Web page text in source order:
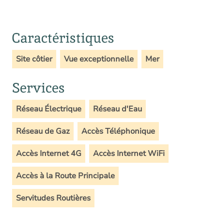
Caractéristiques
Site côtier Vue exceptionnelle Mer
Services
Réseau Électrique Réseau d'Eau
Réseau de Gaz Accès Téléphonique
Accès Internet 4G Accès Internet WiFi
Accès à la Route Principale
Servitudes Routières